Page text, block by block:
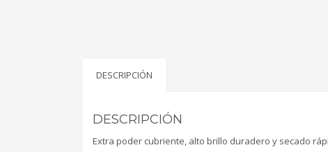
DESCRIPCIÓN
DESCRIPCIÓN
Extra poder cubriente, alto brillo duradero y secado